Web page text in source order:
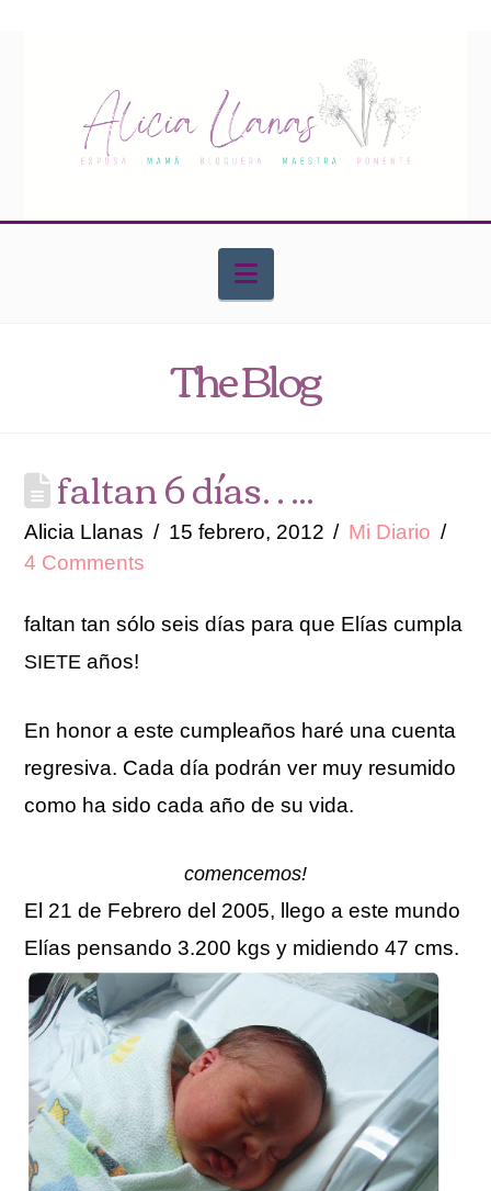
Navigation
The Blog
faltan 6 días…..
Alicia Llanas 15 febrero, 2012
Mi Diario
4 Comments
faltan tan sólo seis días para que Elías cumpla
SIETE años!
En honor a este cumpleaños haré una cuenta
regresiva. Cada día podrán ver muy resumido
como ha sido cada año de su vida.
comencemos!
El 21 de Febrero del 2005, llego a este mundo
Elías pensando 3.200 kgs y midiendo 47 cms.